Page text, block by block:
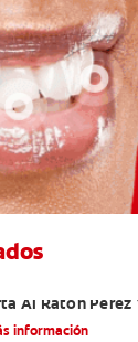
Al Ratón Pérez
De Su Hijo/A
información